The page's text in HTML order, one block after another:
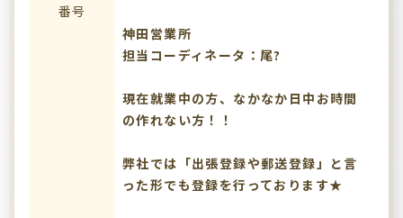
番号
神田営業所
担当コーディネータ：尾?
現在就業中の方、なかなか日中お時間
の作れない方！！
弊社では「出張登録や郵送登録」と言
った形でも登録を行っております★